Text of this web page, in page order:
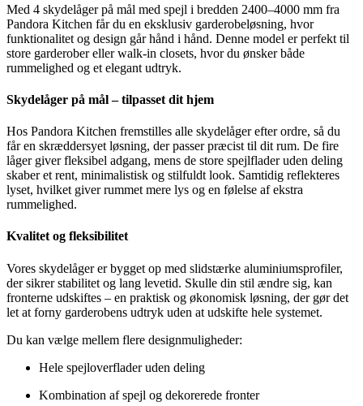
Med 4 skydelåger på mål med spejl i bredden 2400–4000 mm fra
Pandora Kitchen får du en eksklusiv garderobeløsning, hvor
funktionalitet og design går hånd i hånd. Denne model er perfekt til
store garderober eller walk-in closets, hvor du ønsker både
rummelighed og et elegant udtryk.
Skydelåger på mål – tilpasset dit hjem
Hos Pandora Kitchen fremstilles alle skydelåger efter ordre, så du
får en skræddersyet løsning, der passer præcist til dit rum. De fire
låger giver fleksibel adgang, mens de store spejlflader uden deling
skaber et rent, minimalistisk og stilfuldt look. Samtidig reflekteres
lyset, hvilket giver rummet mere lys og en følelse af ekstra
rummelighed.
Kvalitet og fleksibilitet
Vores skydelåger er bygget op med slidstærke aluminiumsprofiler,
der sikrer stabilitet og lang levetid. Skulle din stil ændre sig, kan
fronterne udskiftes – en praktisk og økonomisk løsning, der gør det
let at forny garderobens udtryk uden at udskifte hele systemet.
Du kan vælge mellem flere designmuligheder:
Hele spejloverflader uden deling
Kombination af spejl og dekorerede fronter